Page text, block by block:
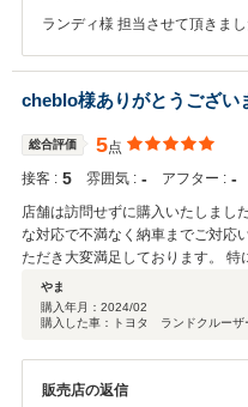
などよろしくお願い申し上げます
ランディ様 担当させて頂きま
を頂き、大変うれしく思いま
りも私共の励みになります。
に渡るご説明も、今後より一
ます。アフターサービスも充
にお立ち寄りください。 今後
cheblo様ありがとうござい
総合評価 5点
接客 : 5 雰囲気 : ‐ アフター : ‐
店舗は訪問せずに購入いたしまし
な対応で不満なく納車までご対応
ただき大変満足しております。
たことに満足をしております。
での希望にも対応いただけました
ご対応いただけるのではないかと
やま
購入年月： 2024/02
購入した車：トヨタ ランドクルー
販売店の返信